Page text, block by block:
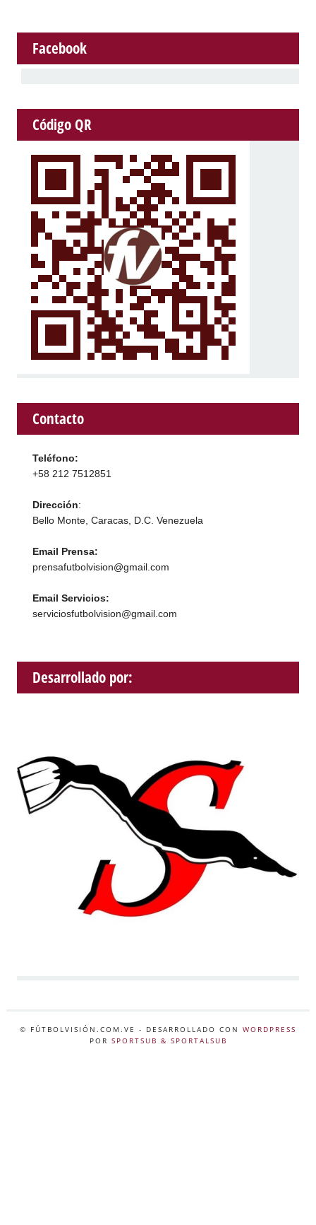
Facebook
Código QR
Contacto
Teléfono:
+58 212 7512851
Dirección:
Bello Monte, Caracas, D.C. Venezuela
Email Prensa:
prensafutbolvision@gmail.com
Email Servicios:
serviciosfutbolvision@gmail.com
Desarrollado por:
© FÚTBOLVISIÓN.COM.VE - DESARROLLADO CON WORDPRESS
POR SPORTSUB & SPORTALSUB